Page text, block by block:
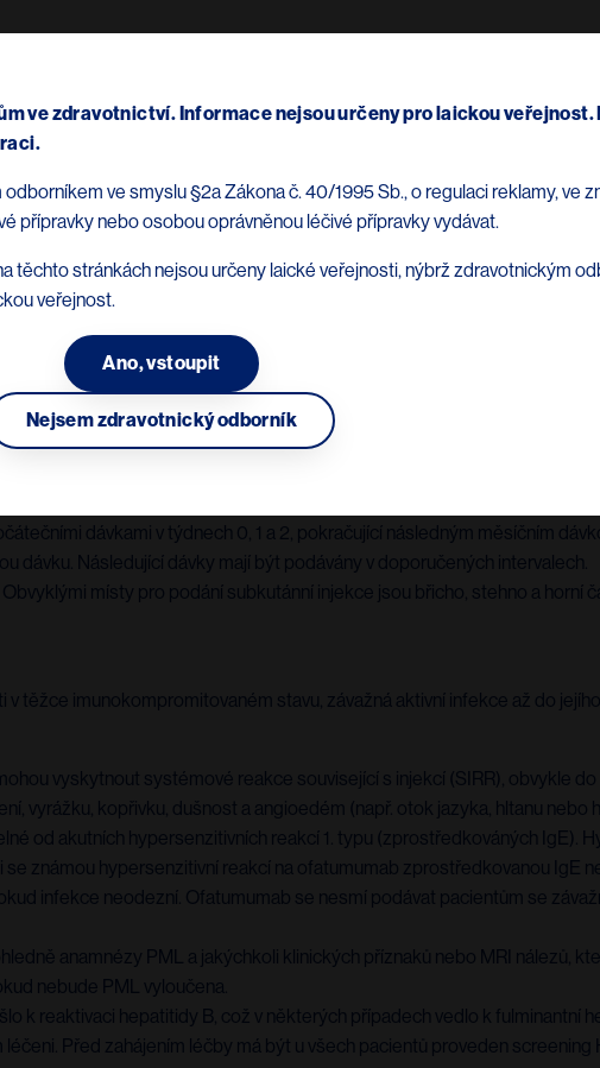
ml).
roztroušené sklerózy (RRS) s aktivním onemocněním definovaným
dávkami v týdnech 0, 1 a 2, pokračující následným měsíčním
dávku. Následující dávky mají být podávány v doporučených intervalech.
místy pro podání subkutánní injekce jsou břicho, stehno a horní
těžce imunokompromitovaném stavu, závažná aktivní infekce až do
vyskytnout systémové reakce související s injekcí (SIRR), obvykle do
vyrážku, kopřivku, dušnost a angioedém (např. otok jazyka, hltanu nebo
od akutních hypersenzitivních reakcí 1. typu (zprostředkováných IgE).
známou hypersenzitivní reakcí na ofatumumab zprostředkovanou IgE
infekce neodezní. Ofatumumab se nesmí podávat pacientům se
anamnézy PML a jakýchkoli klinických příznaků nebo MRI nálezů,
nebude PML vyloučena.
k reaktivaci hepatitidy B, což v některých případech vedlo k fulminantní
Před zahájením léčby má být u všech pacientů proveden screening
ve zdravotnictví. Informace nejsou určeny pro laickou veřejnost.
ve smyslu §2a Zákona č. 40/1995 Sb., o regulaci reklamy, ve
přípravky nebo osobou oprávněnou léčivé přípravky vydávat.
těchto stránkách nejsou určeny laické veřejnosti, nýbrž zdravotnickým
veřejnost.
Ano, vstoupit
Nejsem zdravotnický odborník